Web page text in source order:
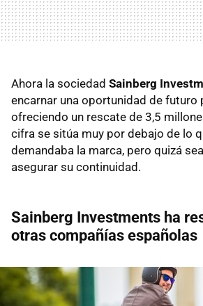
Ahora la sociedad Sainberg
encarnar una oportunidad de futuro
ofreciendo un rescate de 3,5
cifra se sitúa muy por debajo de lo
demandaba la marca, pero quizá
asegurar su continuidad.
Sainberg Investments ha
otras compañías españolas